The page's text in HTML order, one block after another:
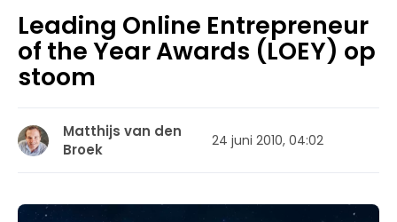
Leading Online Entrepreneur
of the Year Awards (LOEY) op
stoom
Matthijs van den
Broek
24 juni 2010, 04:02